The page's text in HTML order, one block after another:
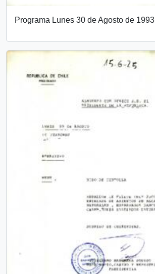
Programa Lunes 30 de Agosto de 1993